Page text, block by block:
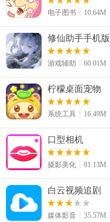
电子图书 10.64M
修仙助手手机版
游戏辅助 60.01M
柠檬桌面宠物
系统工具 16.49M
口型相机
摄影美化 81.13M
白云视频追剧
媒体影音 35.57M